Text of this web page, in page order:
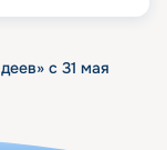
с 31 мая